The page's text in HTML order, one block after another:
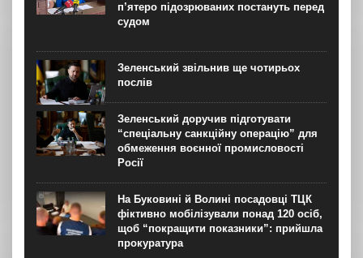
п’ятеро підозрюваних постануть перед
судом
Зеленський звільнив ще чотирьох
послів
Зеленський доручив підготувати
“спеціальну санкційну операцію” для
обмеження воєнної промисловості
Росії
На Буковині й Волині посадовці ТЦК
фіктивно мобілізували понад 120 осіб,
щоб “покращити показники”: прийшла
прокуратура